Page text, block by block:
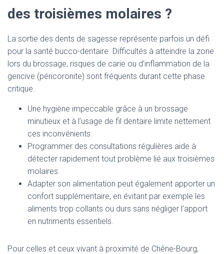
des troisièmes molaires ?
La sortie des dents de sagesse représente parfois un défi
pour la santé bucco-dentaire. Difficultés à atteindre la zone
lors du brossage, risques de carie ou d’inflammation de la
gencive (péricoronite) sont fréquents durant cette phase
critique.
Une hygiène impeccable grâce à un brossage
minutieux et à l’usage de fil dentaire limite nettement
ces inconvénients.
Programmer des consultations régulières aide à
détecter rapidement tout problème lié aux troisièmes
molaires.
Adapter son alimentation peut également apporter un
confort supplémentaire, en évitant par exemple les
aliments trop collants ou durs sans négliger l’apport
en nutriments essentiels.
Pour celles et ceux vivant à proximité de Chêne-Bourg,